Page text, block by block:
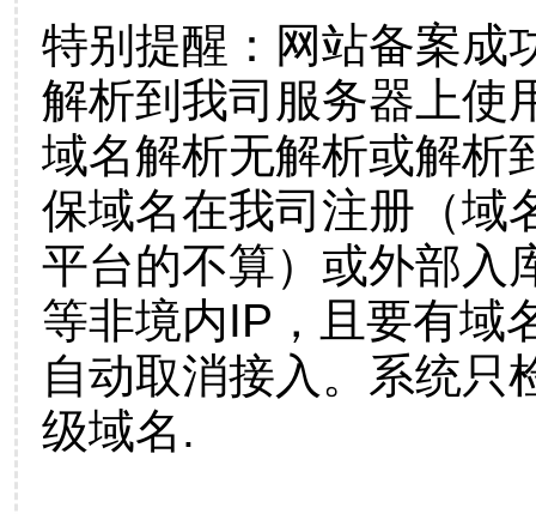
特别提醒：网站备案成
解析到我司服务器上使
域名解析无解析或解析
保域名在我司注册（域
平台的不算）或外部入
等非境内IP，且要有域
自动取消接入。系统只
级域名.